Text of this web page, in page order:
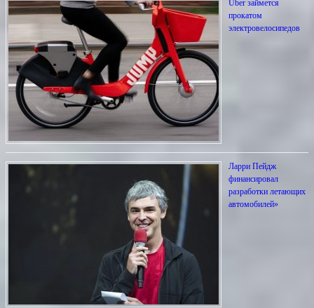
Uber займется
прокатом
электровелосипедов
Ларри Пейдж
финансировал
разработки летающих
автомобилей»